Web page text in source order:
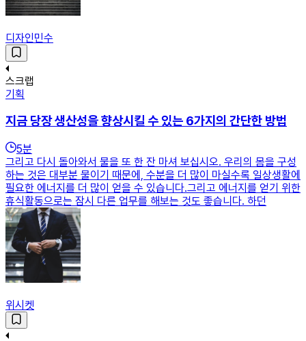
디자인민수
스크랩
기획
지금 당장 생산성을 향상시킬 수 있는 6가지의 간단한 방법
5분
그리고 다시 돌아와서 물을 또 한 잔 마셔 보십시오. 우리의 몸을 구성
하는 것은 대부분 물이기 때문에, 수분을 더 많이 마실수록 일상생활에
필요한 에너지를 더 많이 얻을 수 있습니다.그리고 에너지를 얻기 위한
휴식활동으로는 잠시 다른 업무를 해보는 것도 좋습니다. 하던
위시켓